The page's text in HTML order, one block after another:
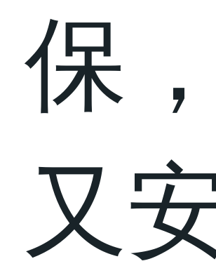
保，
又